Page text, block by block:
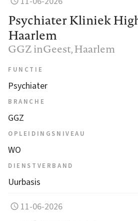
Psychiater Kliniek
Haarlem
GGZ inGeest, Haarlem
FUNCTIE
Psychiater
BRANCHE
GGZ
OPLEIDINGSNIVEAU
WO
DIENSTVERBAND
Uurbasis
11-06-2026